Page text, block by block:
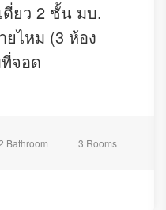
ดี่ยว 2 ชั้น มบ.
ไหม (3 ห้อง
จอด
Bathroom 3 Rooms